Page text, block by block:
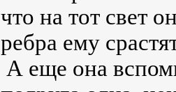
что на тот свет
ребра ему
А еще она